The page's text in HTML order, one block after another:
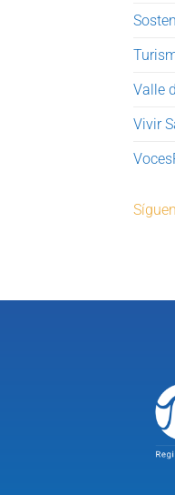
Valle
Vivir